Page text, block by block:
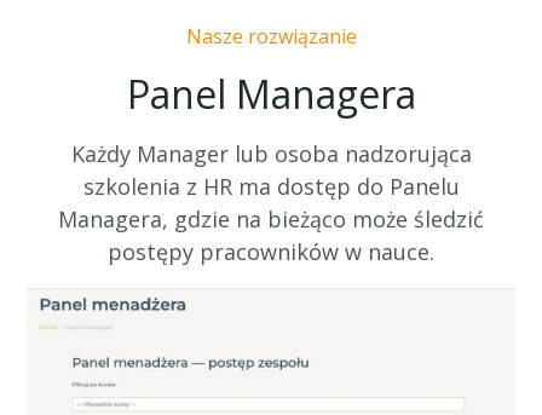
Nasze rozwiązanie
Panel Managera
Każdy Manager lub osoba nadzorująca
szkolenia z HR ma dostęp do Panelu
Managera, gdzie na bieżąco może śledzić
postępy pracowników w nauce.